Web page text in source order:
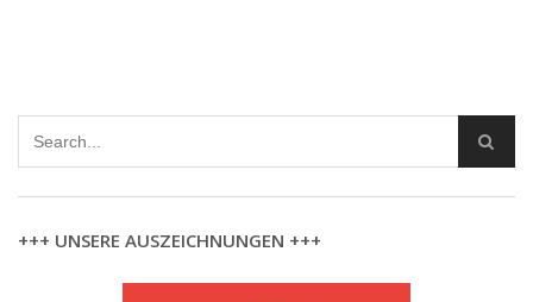
+++ UNSERE AUSZEICHNUNGEN +++